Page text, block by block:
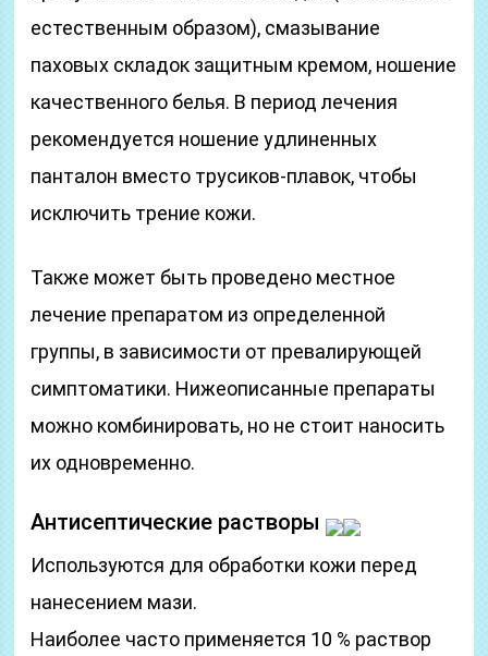
естественным образом), смазывание
паховых складок защитным кремом, ношение
качественного белья. В период лечения
рекомендуется ношение удлиненных
панталон вместо трусиков-плавок, чтобы
исключить трение кожи.
Также может быть проведено местное
лечение препаратом из определенной
группы, в зависимости от превалирующей
симптоматики. Нижеописанные препараты
можно комбинировать, но не стоит наносить
их одновременно.
Антисептические растворы
Используются для обработки кожи перед
нанесением мази.
Наиболее часто применяется 10 % раствор